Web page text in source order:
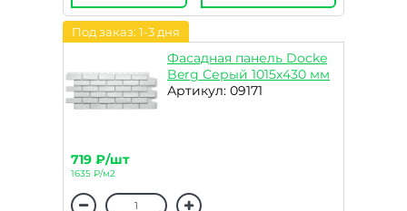
Под заказ: 1-3 дня
Фасадная панель Docke
Berg Серый 1015х430 мм
Артикул: 09171
719 ₽/шт
1635 ₽/м2